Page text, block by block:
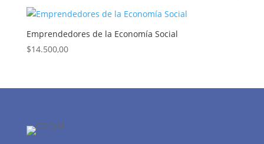
Emprendedores de la Economía Social
$14.500,00